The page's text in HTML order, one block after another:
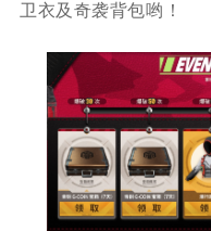
卫衣及奇袭背包哟！